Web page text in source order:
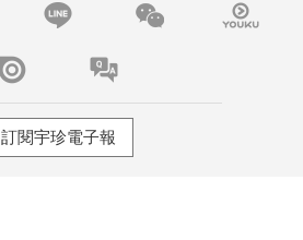
訂閱宇珍電子報